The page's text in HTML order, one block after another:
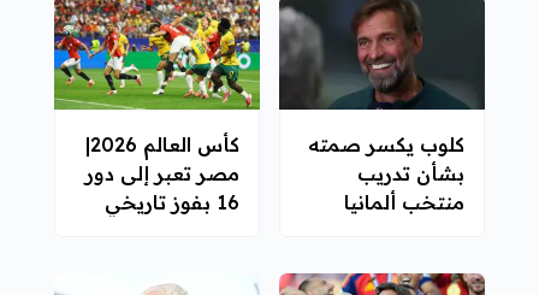
كلوب يكسر صمته
بشأن تدريب
منتخب ألمانيا
كأس العالم 2026|
مصر تعبر إلى دور
16 بفوز تاريخي